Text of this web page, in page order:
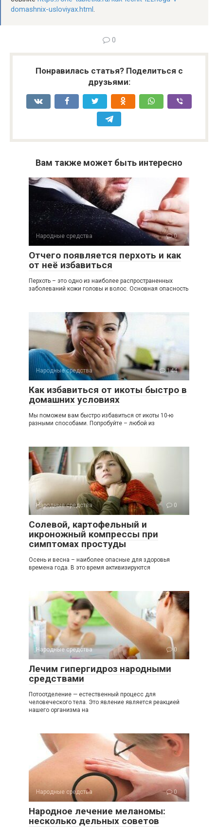
domashnix-usloviyax.html
0
Понравилась статья? Поделиться с
друзьями:
Вам также может быть интересно
Народные средства 0
Отчего появляется перхоть и как
от неё избавиться
Перхоть – это одно из наиболее распространенных
заболеваний кожи головы и волос. Основная опасность
Народные средства 144
Как избавиться от икоты быстро в
домашних условиях
Мы поможем вам быстро избавиться от икоты 10-ю
разными способами. Попробуйте – любой из
Народные средства 0
Солевой, картофельный и
икроножный компрессы при
симптомах простуды
Осень и весна – наиболее опасные для здоровья
времена года. В это время активизируются
Народные средства 0
Лечим гипергидроз народными
средствами
Потоотделение — естественный процесс для
человеческого тела. Это явление является реакцией
нашего организма на
Народные средства 0
Народное лечение меланомы:
несколько дельных советов